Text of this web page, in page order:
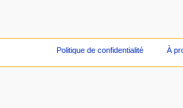
Politique de confidentialité À